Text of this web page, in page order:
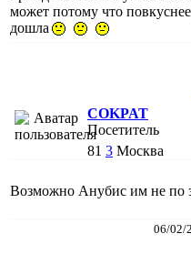
может потому что
дошла
COKPAT
Посетитель
81 3 Москва
Возможно Анубис им не по
06/02/